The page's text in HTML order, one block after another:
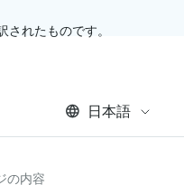
れたものです。
日本語
の内容